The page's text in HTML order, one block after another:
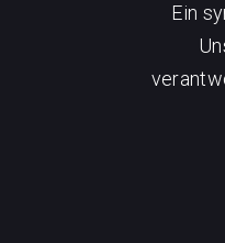
Ein